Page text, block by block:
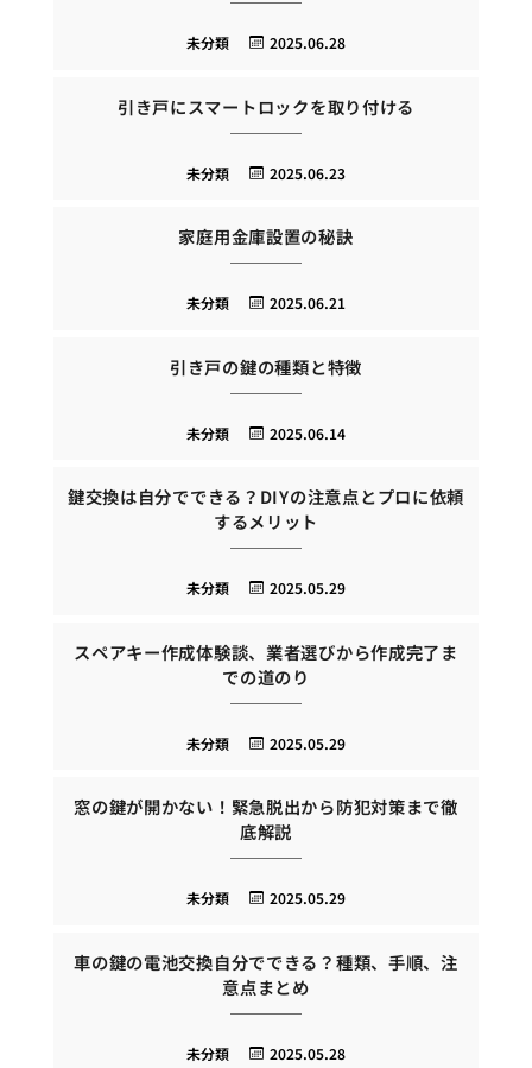
2025.06.28
未分類
引き戸にスマートロックを取り付ける
2025.06.23
未分類
家庭用金庫設置の秘訣
2025.06.21
未分類
引き戸の鍵の種類と特徴
2025.06.14
未分類
鍵交換は自分でできる？DIYの注意点とプロに依頼
するメリット
2025.05.29
未分類
スペアキー作成体験談、業者選びから作成完了ま
での道のり
2025.05.29
未分類
窓の鍵が開かない！緊急脱出から防犯対策まで徹
底解説
2025.05.29
未分類
車の鍵の電池交換自分でできる？種類、手順、注
意点まとめ
2025.05.28
未分類